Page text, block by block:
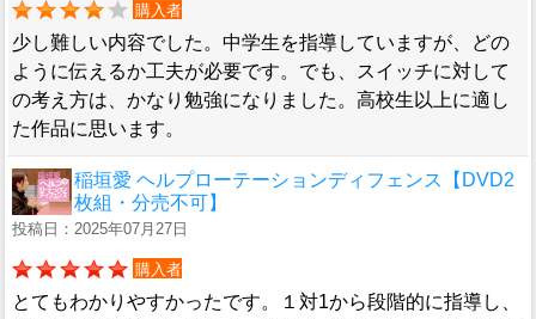
購入者
少し難しい内容でした。中学生を指導していますが、どの
ように伝えるか工夫が必要です。でも、スイッチに対して
の考え方は、かなり勉強になりました。高校生以上に適し
た作品に思います。
稲垣愛 ヘルプローテーションディフェンス【DVD2
枚組・分売不可】
投稿日：2025年07月27日
購入者
とてもわかりやすかったです。１対1から段階的に指導し、